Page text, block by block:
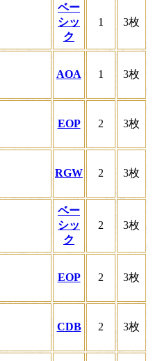
ベー
シッ
ク
1 3枚
AOA 1 3枚
EOP 2 3枚
RGW 2 3枚
ベー
シッ
ク
2 3枚
EOP 2 3枚
CDB 2 3枚